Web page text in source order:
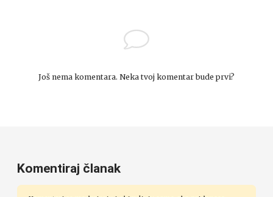
Još nema komentara. Neka tvoj komentar bude prvi?
Komentiraj članak